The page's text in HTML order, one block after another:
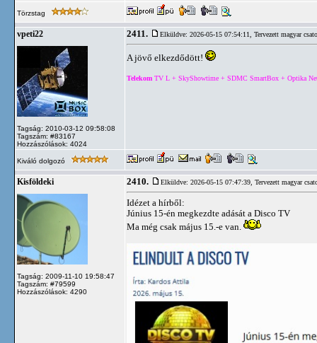
Törzstag
vpeti22
Tagság: 2010-03-12 09:58:08
Tagszám: #83167
Hozzászólások: 4024
2411. Elküldve: 2026-05-15 07:54:11, Tervezett magyar
A jövő elkezdődött!
Telekom TV L + SkyShowtime + SDMC SmartBox + Optika
Kiváló dolgozó
Kisföldeki
Tagság: 2009-11-10 19:58:47
Tagszám: #79599
Hozzászólások: 4290
2410. Elküldve: 2026-05-15 07:47:39, Tervezett magyar
Idézet a hírből:
Június 15-én megkezdte adását a Disco TV
Ma még csak május 15.-e van.